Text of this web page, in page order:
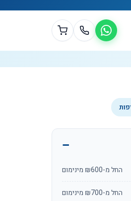
החל מ-₪600 מינימום
החל מ-₪700 מינימום